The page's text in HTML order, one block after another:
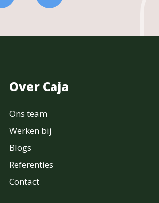
Over Caja
Ons team
Werken bij
Blogs
Referenties
Contact